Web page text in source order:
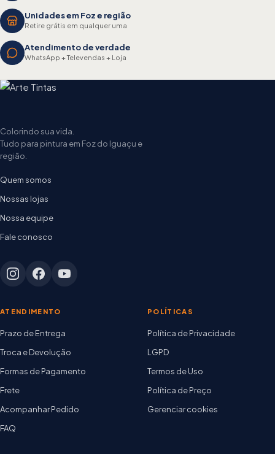
Unidades em Foz e região
Retire grátis em qualquer uma
Atendimento de verdade
WhatsApp + Televendas + Loja
Colorindo sua vida.
Tudo para pintura em Foz do Iguaçu e
região.
Quem somos
Nossas lojas
Nossa equipe
Fale conosco
ATENDIMENTO
Prazo de Entrega
Troca e Devolução
Formas de Pagamento
Frete
Acompanhar Pedido
FAQ
POLÍTICAS
Política de Privacidade
LGPD
Termos de Uso
Política de Preço
Gerenciar cookies